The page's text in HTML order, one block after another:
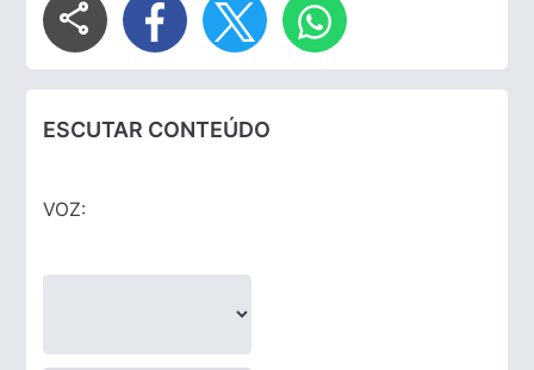
share
ESCUTAR CONTEÚDO
VOZ: